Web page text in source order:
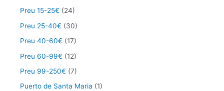
Preu 15-25€ (24)
Preu 25-40€ (30)
Preu 40-60€ (17)
Preu 60-99€ (12)
Preu 99-250€ (7)
Puerto de Santa Maria (1)